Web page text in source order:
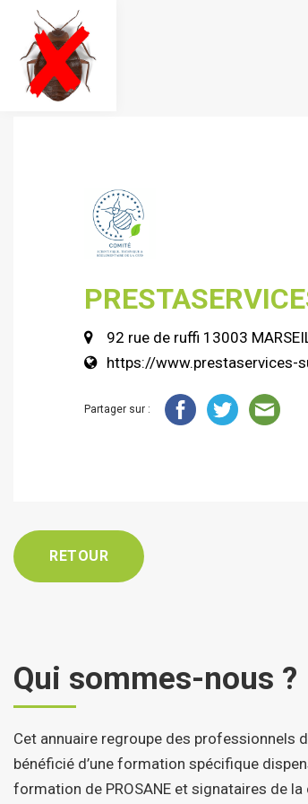
92 rue de ruffi 13003
https://www.prestaservices-
Partager sur :
RETOUR
Qui sommes-nous ?
Cet annuaire regroupe des professionnels
bénéficié d’une formation spécifique
formation de PROSANE et signataires de la